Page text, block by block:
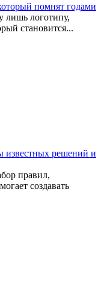
помнят годами
лишь логотипу,
становится...
известных решений и
правил,
создавать